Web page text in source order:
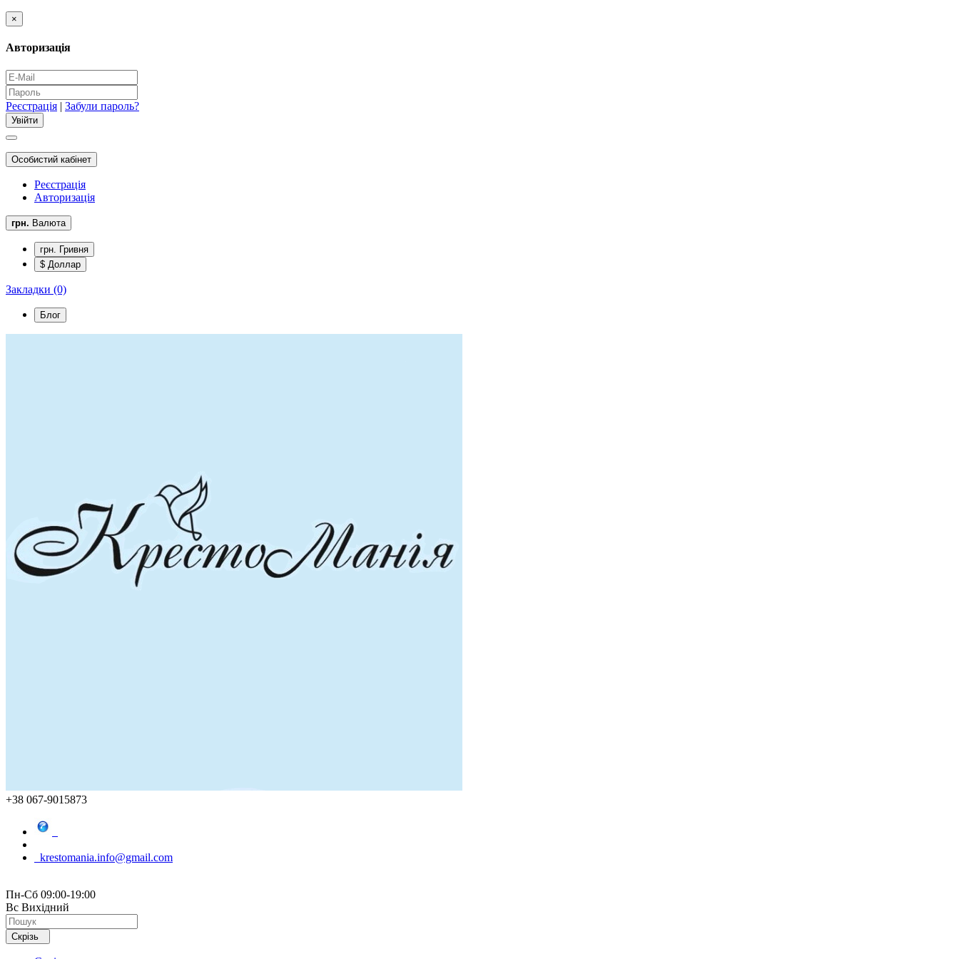
×
Авторизація
Реєстрація | Забули пароль?
Особистий кабінет
Реєстрація
Авторизація
грн. Валюта
грн. Гривня
$ Доллар
Закладки (0)
Блог
+38 067-9015873
krestomania.info@gmail.com
Пн-Сб 09:00-19:00
Вс Вихідний
Скрізь